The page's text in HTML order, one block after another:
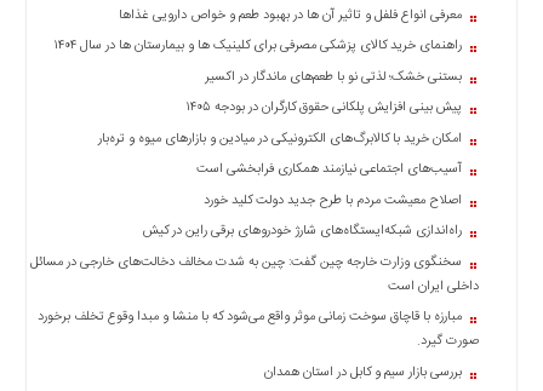
معرفی انواع فلفل و تاثیر آن ‌ها در بهبود طعم و خواص دارویی غذاها
راهنمای خرید کالای پزشکی مصرفی برای کلینیک ها و بیمارستان ها در سال ۱۴۰۴
بستنی خشک؛ لذتی نو با طعم‌های ماندگار در اکسیر
پیش بینی افزایش پلکانی حقوق کارگران در بودجه ۱۴۰۵
امکان خرید با کالابرگ‌های الکترونیکی در میادین و بازارهای میوه و تره‌بار
آسیب‌های اجتماعی نیازمند همکاری فرابخشی است
اصلاح معیشت مردم با طرح جدید دولت کلید خورد
راه‌اندازی شبکه‌ایستگاه‌های شارژ خودروهای برقی راین در کیش
سخنگوی وزارت خارجه چین گفت: چین به شدت مخالف دخالت‌های خارجی در مسائل
داخلی ایران است
مبارزه با قاچاق سوخت زمانی موثر واقع می‌شود که با منشا و مبدا وقوع تخلف برخورد
صورت گیرد.
بررسی بازار سیم و کابل در استان همدان